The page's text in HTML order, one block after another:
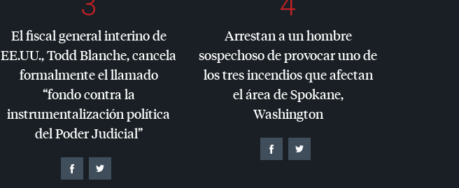
El fiscal general interino de
EE.UU., Todd Blanche, cancela
formalmente el llamado
“fondo contra la
instrumentalización política
del Poder Judicial”
Arrestan a un hombre
sospechoso de provocar uno de
los tres incendios que afectan
el área de Spokane,
Washington